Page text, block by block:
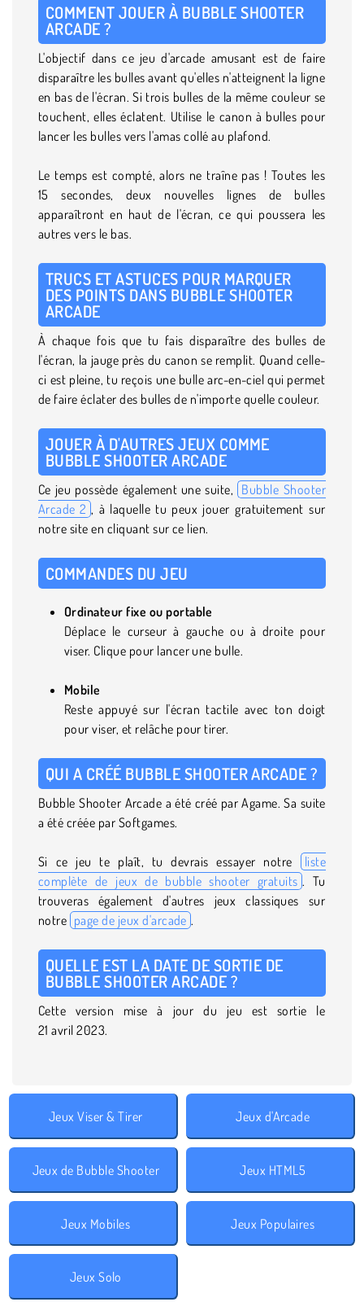
COMMENT JOUER À BUBBLE SHOOTER
ARCADE ?
L'objectif dans ce jeu d'arcade amusant est de faire
disparaître les bulles avant qu'elles n'atteignent la ligne
en bas de l'écran. Si trois bulles de la même couleur se
touchent, elles éclatent. Utilise le canon à bulles pour
lancer les bulles vers l'amas collé au plafond.
Le temps est compté, alors ne traîne pas ! Toutes les
15 secondes, deux nouvelles lignes de bulles
apparaîtront en haut de l'écran, ce qui poussera les
autres vers le bas.
TRUCS ET ASTUCES POUR MARQUER
DES POINTS DANS BUBBLE SHOOTER
ARCADE
À chaque fois que tu fais disparaître des bulles de
l'écran, la jauge près du canon se remplit. Quand celle-
ci est pleine, tu reçois une bulle arc-en-ciel qui permet
de faire éclater des bulles de n'importe quelle couleur.
JOUER À D'AUTRES JEUX COMME
BUBBLE SHOOTER ARCADE
Ce jeu possède également une suite, Bubble Shooter
Arcade 2 , à laquelle tu peux jouer gratuitement sur
notre site en cliquant sur ce lien.
COMMANDES DU JEU
Ordinateur fixe ou portable
Déplace le curseur à gauche ou à droite pour
viser. Clique pour lancer une bulle.
Mobile
Reste appuyé sur l'écran tactile avec ton doigt
pour viser, et relâche pour tirer.
QUI A CRÉÉ BUBBLE SHOOTER ARCADE ?
Bubble Shooter Arcade a été créé par Agame. Sa suite
a été créée par Softgames.
Si ce jeu te plaît, tu devrais essayer notre
liste
complète de jeux de bubble shooter gratuits . Tu
trouveras également d'autres jeux classiques sur
notre page de jeux d'arcade .
QUELLE EST LA DATE DE SORTIE DE
BUBBLE SHOOTER ARCADE ?
Cette version mise à jour du jeu est sortie le
21 avril 2023.
Jeux Viser & Tirer Jeux d'Arcade
Jeux de Bubble Shooter Jeux HTML5
Jeux Mobiles Jeux Populaires
Jeux Solo